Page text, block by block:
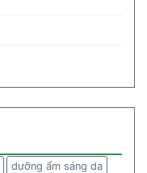
dưỡng ẩm sáng da